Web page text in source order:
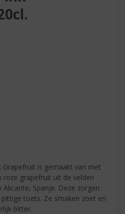
Grapefruit is gemaakt van met
roze grapefruit uit de velden
Spanje. Deze zorgen
toets. Ze smaken zoet en
bitter.